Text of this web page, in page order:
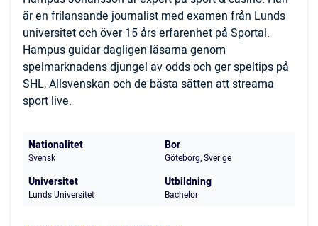
är en frilansande journalist med examen från Lunds
universitet och över 15 års erfarenhet på Sportal.
Hampus guidar dagligen läsarna genom
spelmarknadens djungel av odds och ger speltips på
SHL, Allsvenskan och de bästa sätten att streama
sport live.
Nationalitet
Svensk
Bor
Göteborg, Sverige
Universitet
Lunds Universitet
Utbildning
Bachelor